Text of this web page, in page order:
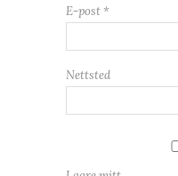
E-post *
Nettsted